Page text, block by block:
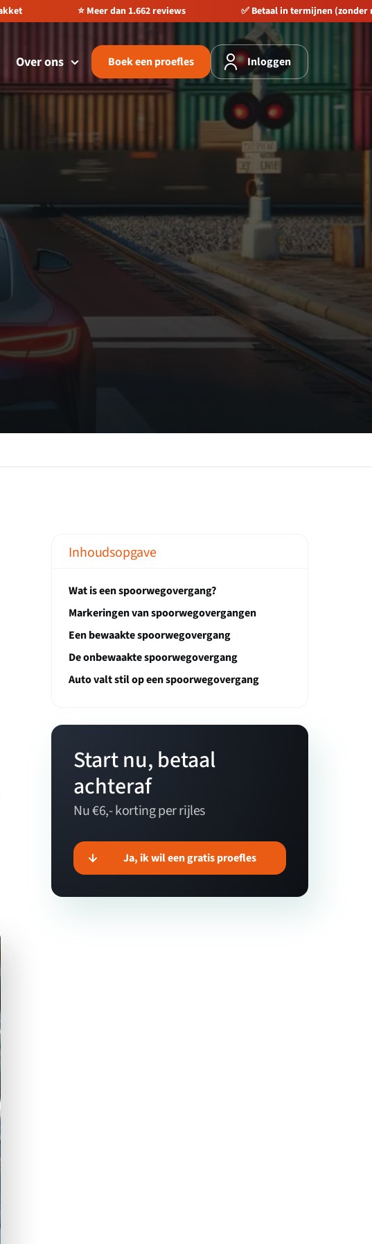
✅ Betaal in termijnen (zonder rente) 🚀 Direct starten, geen
Over ons Boek een proefles Inloggen
Inhoudsopgave
Wat is een spoorwegovergang?
Markeringen van spoorwegovergangen
Een bewaakte spoorwegovergang
De onbewaakte spoorwegovergang
Auto valt stil op een spoorwegovergang
Start nu, betaal
achteraf
Nu €6,- korting per rijles
Ja, ik wil een gratis proefles